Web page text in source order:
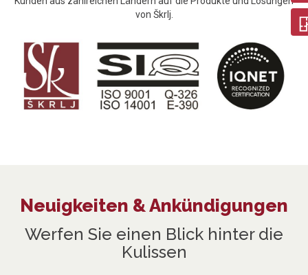
von Škrlj.
Neuigkeiten & Ankündigungen
Werfen Sie einen Blick hinter die
Kulissen